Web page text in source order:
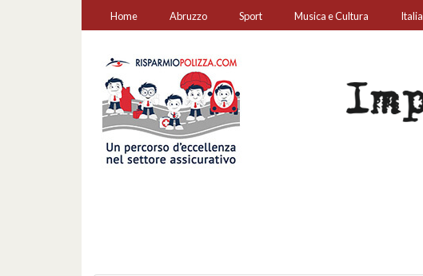
Home Abruzzo Sport Musica e Cultura Italia